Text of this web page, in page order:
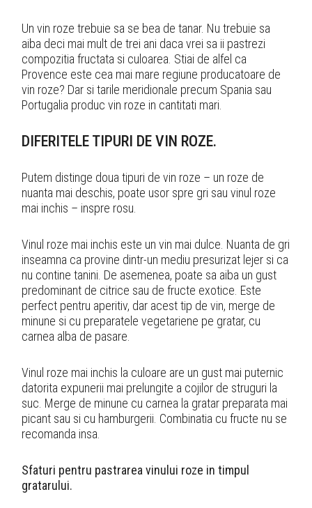
Un vin roze trebuie sa se bea de tanar. Nu trebuie sa
aiba deci mai mult de trei ani daca vrei sa ii pastrezi
compozitia fructata si culoarea. Stiai de alfel ca
Provence este cea mai mare regiune producatoare de
vin roze? Dar si tarile meridionale precum Spania sau
Portugalia produc vin roze in cantitati mari.
DIFERITELE TIPURI DE VIN ROZE.
Putem distinge doua tipuri de vin roze – un roze de
nuanta mai deschis, poate usor spre gri sau vinul roze
mai inchis – inspre rosu.
Vinul roze mai inchis este un vin mai dulce. Nuanta de gri
inseamna ca provine dintr-un mediu presurizat lejer si ca
nu contine tanini. De asemenea, poate sa aiba un gust
predominant de citrice sau de fructe exotice. Este
perfect pentru aperitiv, dar acest tip de vin, merge de
minune si cu preparatele vegetariene pe gratar, cu
carnea alba de pasare.
Vinul roze mai inchis la culoare are un gust mai puternic
datorita expunerii mai prelungite a cojilor de struguri la
suc. Merge de minune cu carnea la gratar preparata mai
picant sau si cu hamburgerii. Combinatia cu fructe nu se
recomanda insa.
Sfaturi pentru pastrarea vinului roze in timpul
gratarului.